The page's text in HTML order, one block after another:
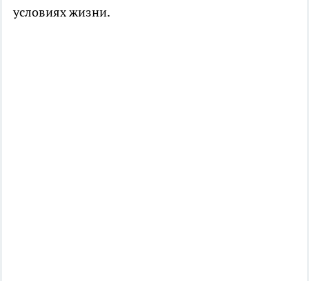
условиях жизни.